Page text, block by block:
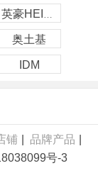
奥土基
IDM
铺 品牌产品
号-3